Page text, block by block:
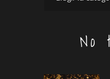
No